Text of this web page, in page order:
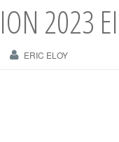
2023
ERIC ELOY